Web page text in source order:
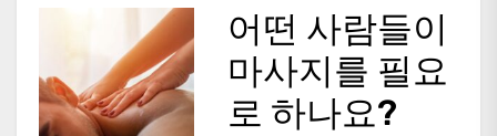
어떤 사람들이
마사지를 필요
로 하나요?